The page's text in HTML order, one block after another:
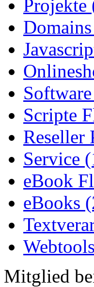
Projekte
Scripte
Reseller
Service
eBook
eBooks
Mitglied